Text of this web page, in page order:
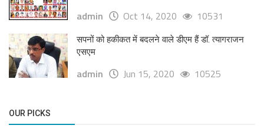
admin Oct 14, 2020 10531
सपनों को हकीकत में बदलने वाले डीएम हैं डॉ. त्यागराजन
एसएम
admin Jun 15, 2020 10525
OUR PICKS